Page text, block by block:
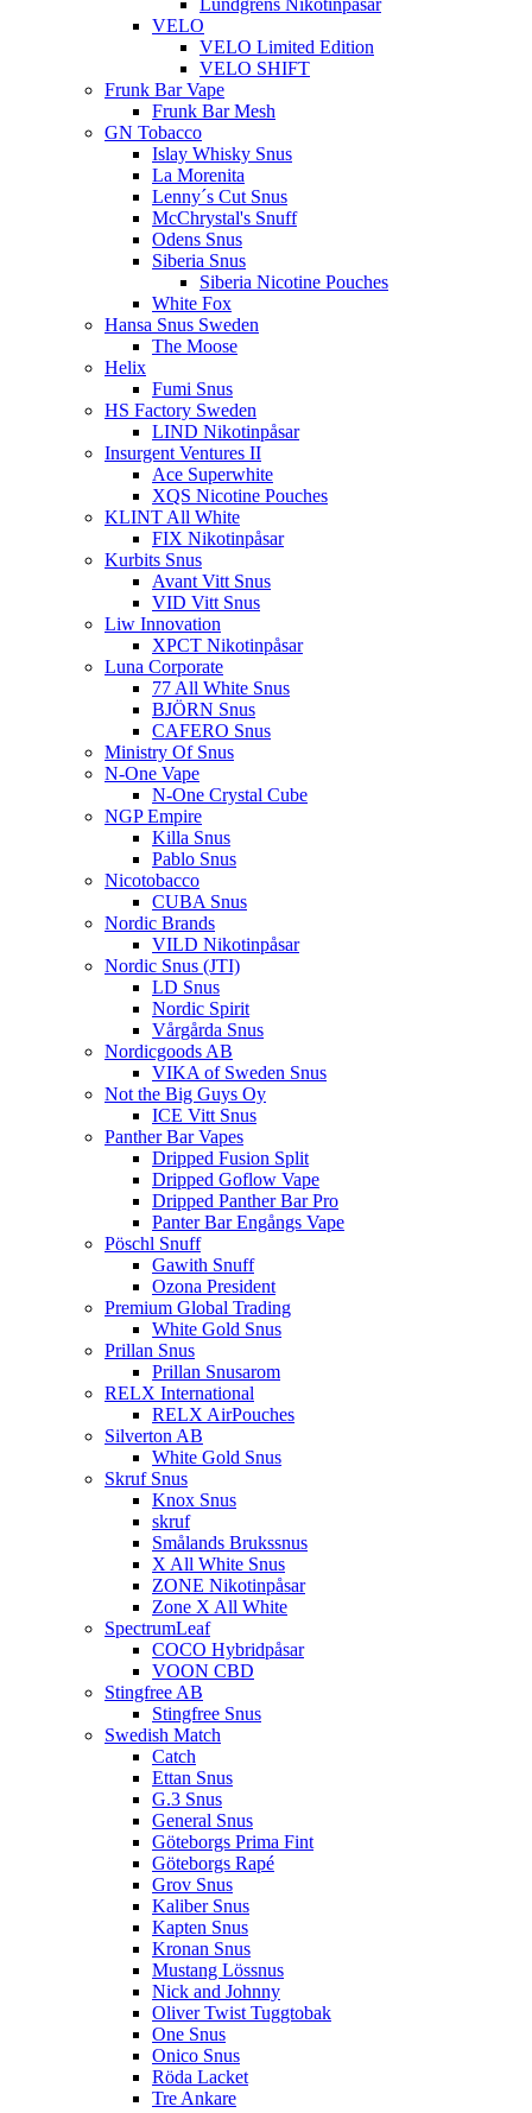
Lundgrens Nikotinpåsar
VELO
VELO Limited Edition
VELO SHIFT
Frunk Bar Vape
Frunk Bar Mesh
GN Tobacco
Islay Whisky Snus
La Morenita
Lenny´s Cut Snus
McChrystal's Snuff
Odens Snus
Siberia Snus
Siberia Nicotine Pouches
White Fox
Hansa Snus Sweden
The Moose
Helix
Fumi Snus
HS Factory Sweden
LIND Nikotinpåsar
Insurgent Ventures II
Ace Superwhite
XQS Nicotine Pouches
KLINT All White
FIX Nikotinpåsar
Kurbits Snus
Avant Vitt Snus
VID Vitt Snus
Liw Innovation
XPCT Nikotinpåsar
Luna Corporate
77 All White Snus
BJÖRN Snus
CAFERO Snus
Ministry Of Snus
N-One Vape
N-One Crystal Cube
NGP Empire
Killa Snus
Pablo Snus
Nicotobacco
CUBA Snus
Nordic Brands
VILD Nikotinpåsar
Nordic Snus (JTI)
LD Snus
Nordic Spirit
Vårgårda Snus
Nordicgoods AB
VIKA of Sweden Snus
Not the Big Guys Oy
ICE Vitt Snus
Panther Bar Vapes
Dripped Fusion Split
Dripped Goflow Vape
Dripped Panther Bar Pro
Panter Bar Engångs Vape
Pöschl Snuff
Gawith Snuff
Ozona President
Premium Global Trading
White Gold Snus
Prillan Snus
Prillan Snusarom
RELX International
RELX AirPouches
Silverton AB
White Gold Snus
Skruf Snus
Knox Snus
skruf
Smålands Brukssnus
X All White Snus
ZONE Nikotinpåsar
Zone X All White
SpectrumLeaf
COCO Hybridpåsar
VOON CBD
Stingfree AB
Stingfree Snus
Swedish Match
Catch
Ettan Snus
G.3 Snus
General Snus
Göteborgs Prima Fint
Göteborgs Rapé
Grov Snus
Kaliber Snus
Kapten Snus
Kronan Snus
Mustang Lössnus
Nick and Johnny
Oliver Twist Tuggtobak
One Snus
Onico Snus
Röda Lacket
Tre Ankare